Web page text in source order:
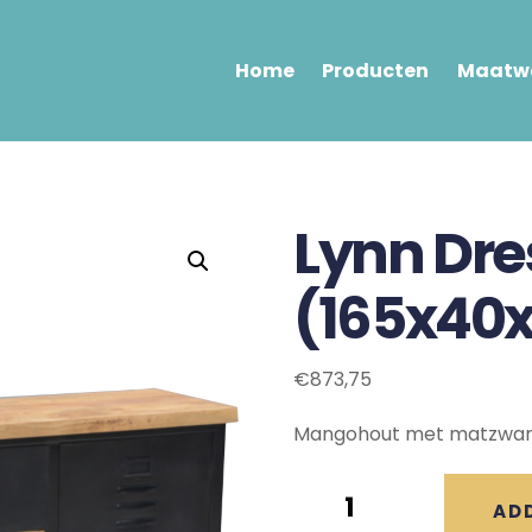
Home Producten
Lynn
€873,75
Mangohout met
Dressoir